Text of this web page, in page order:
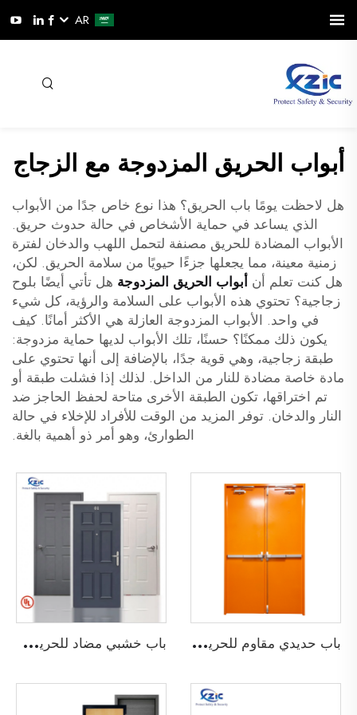
AR
أبواب الحريق المزدوجة مع الزجاج
هل لاحظت يومًا باب الحريق؟ هذا نوع خاص جدًا من الأبواب
الذي يساعد في حماية الأشخاص في حالة حدوث حريق.
الأبواب المضادة للحريق مصنفة لتحمل اللهب والدخان لفترة
زمنية معينة، مما يجعلها جزءًا حيويًا من سلامة الحريق. لكن،
هل كنت تعلم أن أبواب الحريق المزدوجة هل تأتي أيضًا بلوح
زجاجية؟ تحتوي هذه الأبواب على السلامة والرؤية، كل شيء
في واحد. الأبواب المزدوجة العازلة هي الأكثر أمانًا. كيف
يكون ذلك ممكنًا؟ حسنًا، تلك الأبواب لديها حماية مزدوجة:
طبقة زجاجية، وهي قوية جدًا، بالإضافة إلى أنها تحتوي على
مادة خاصة مضادة للنار من الداخل. لذلك إذا فشلت طبقة أو
تم اختراقها، تكون الطبقة الأخرى متاحة لحفظ الحاجز ضد
النار والدخان. توفر المزيد من الوقت للأفراد للإخلاء في حالة
الطوارئ، وهو أمر ذو أهمية بالغة.
ب
اب حديدي مقاوم للحريق لمدة 30 دقيقة باب حديدي مضاد للحريق مخرج طوارئ باب معدني للطوارئ ب
اب خشبي مضاد للحريق بنمط شاكر أو تشكيلات خشبية مصنف من قبل UL لمدة 20-90 دقيقة مع شهادة UL